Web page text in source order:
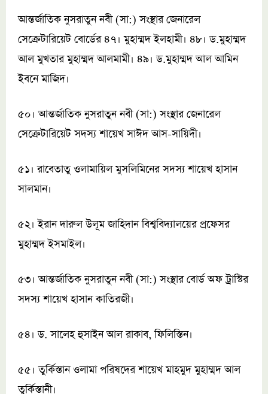
আন্তর্জাতিক নুসরাতুন নবী (সা:) সংস্থার জেনারেল
সেক্রেটারিয়েট বোর্ডের ৪৭। মুহাম্মদ ইলহামী। ৪৮। ড.মুহাম্মদ
আল মুখতার মুহাম্মদ আলমামী। ৪৯। ড.মুহাম্মদ আল আমিন
ইবনে মাজিদ।
৫০। আন্তর্জাতিক নুসরাতুন নবী (সা:) সংস্থার জেনারেল
সেক্রেটারিয়েট সদস্য শায়েখ সাঈদ আস-সায়িদী।
৫১। রাবেতাতু ওলামায়িল মুসলিমিনের সদস্য শায়েখ হাসান
সালমান।
৫২। ইরান দারুল উলূম জাহিদান বিশ্ববিদ্যালয়ের প্রফেসর
মুহাম্মদ ইসমাইল।
৫৩। আন্তর্জাতিক নুসরাতুন নবী (সা:) সংস্থার বোর্ড অফ ট্রাস্টির
সদস্য শায়েখ হাসান কাতিরজী।
৫৪। ড. সালেহ হুসাইন আল রাকাব, ফিলিস্তিন।
৫৫। তুর্কিস্তান ওলামা পরিষদের শায়েখ মাহমুদ মুহাম্মদ আল
তুর্কিস্তানী।